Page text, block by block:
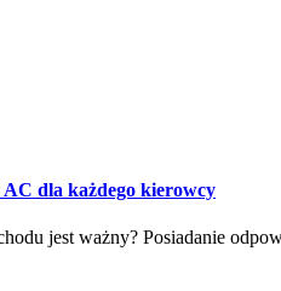
dla każdego kierowcy
jest ważny? Posiadanie